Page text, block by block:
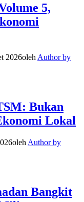
5,
2026oleh Author by
Bukan
Lokal
oleh Author by
Bangkit